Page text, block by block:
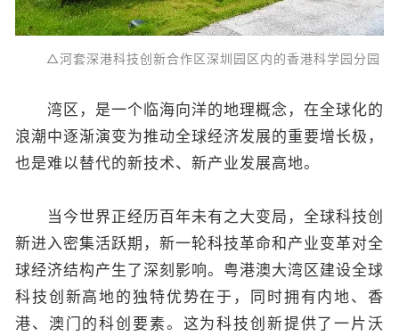
△河套深港科技创新合作区深圳园区内的香港科学园分园
湾区，是一个临海向洋的地理概念，在全球化的
浪潮中逐渐演变为推动全球经济发展的重要增长极，
也是难以替代的新技术、新产业发展高地。
当今世界正经历百年未有之大变局，全球科技创
新进入密集活跃期，新一轮科技革命和产业变革对全
球经济结构产生了深刻影响。粤港澳大湾区建设全球
科技创新高地的独特优势在于，同时拥有内地、香
港、澳门的科创要素。这为科技创新提供了一片沃